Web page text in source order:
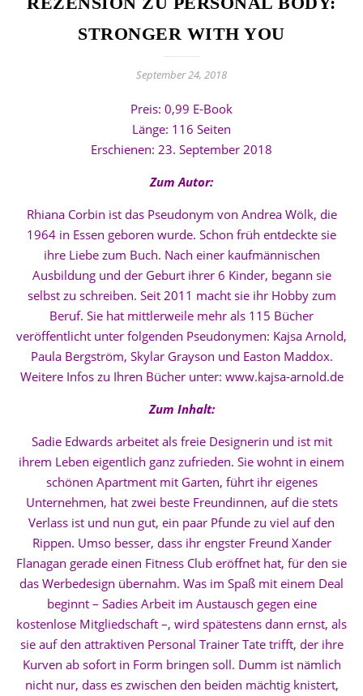
STRONGER WITH YOU
September 24, 2018
Preis: 0,99 E-Book
Länge: 116 Seiten
Erschienen: 23. September 2018
Zum Autor:
Rhiana Corbin ist das Pseudonym von Andrea Wölk, die
1964 in Essen geboren wurde. Schon früh entdeckte sie
ihre Liebe zum Buch. Nach einer kaufmännischen
Ausbildung und der Geburt ihrer 6 Kinder, begann sie
selbst zu schreiben. Seit 2011 macht sie ihr Hobby zum
Beruf. Sie hat mittlerweile mehr als 115 Bücher
veröffentlicht unter folgenden Pseudonymen: Kajsa Arnold,
Paula Bergström, Skylar Grayson und Easton Maddox.
Weitere Infos zu Ihren Bücher unter: www.kajsa-arnold.de
Zum Inhalt:
Sadie Edwards arbeitet als freie Designerin und ist mit
ihrem Leben eigentlich ganz zufrieden. Sie wohnt in einem
schönen Apartment mit Garten, führt ihr eigenes
Unternehmen, hat zwei beste Freundinnen, auf die stets
Verlass ist und nun gut, ein paar Pfunde zu viel auf den
Rippen. Umso besser, dass ihr engster Freund Xander
Flanagan gerade einen Fitness Club eröffnet hat, für den sie
das Werbedesign übernahm. Was im Spaß mit einem Deal
beginnt – Sadies Arbeit im Austausch gegen eine
kostenlose Mitgliedschaft –, wird spätestens dann ernst, als
sie auf den attraktiven Personal Trainer Tate trifft, der ihre
Kurven ab sofort in Form bringen soll. Dumm ist nämlich
nicht nur, dass es zwischen den beiden mächtig knistert,